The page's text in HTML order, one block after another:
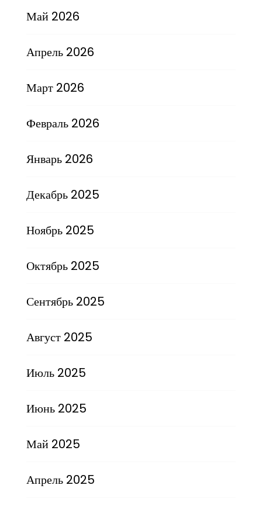
Май 2026
Апрель 2026
Март 2026
Февраль 2026
Январь 2026
Декабрь 2025
Ноябрь 2025
Октябрь 2025
Сентябрь 2025
Август 2025
Июль 2025
Июнь 2025
Май 2025
Апрель 2025